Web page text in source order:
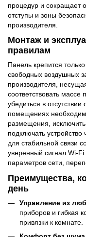
процедур и сокращает
отступы и зоны
производителя.
Монтаж и
правилам
Панель крепится
свободных воздушных
производителя,
соответствовать
убедиться в
помещениях
размещения,
подключать
для стабильной связи
уверенный сигнал Wi-Fi
параметров сети,
Преимущества,
день
Управление из
приборов и гибкая
привязки к комнате.